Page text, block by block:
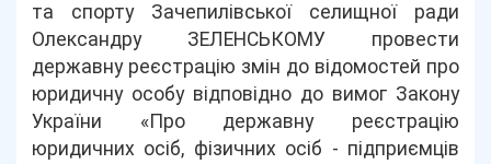
та спорту Зачепилівської селищної ради
Олександру ЗЕЛЕНСЬКОМУ провести
державну реєстрацію змін до відомостей про
юридичну особу відповідно до вимог Закону
України «Про державну реєстрацію
юридичних осіб, фізичних осіб - підприємців